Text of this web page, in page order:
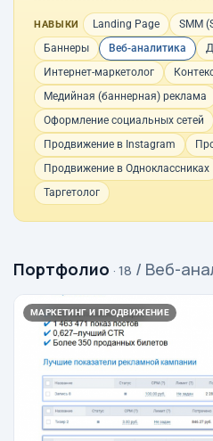
НАВЫКИ Landing Page
SMM
Баннеры
Веб-аналитика
Интернет-маркетолог
Медийная (баннерная) реклама
Оформление социальных сетей
Продвижение в Instagram
Продвижение в Одноклассниках
Таргетолог
Портфолио · 18 / Веб-
МАРКЕТИНГ И ПРОДВИЖЕНИЕ